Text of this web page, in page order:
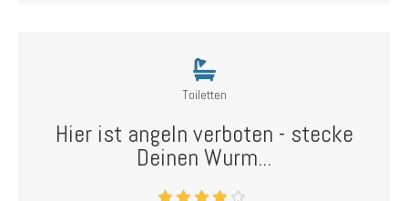
Toiletten
Hier ist angeln verboten - stecke
Deinen Wurm...